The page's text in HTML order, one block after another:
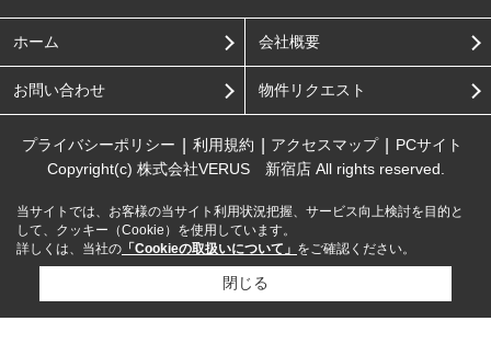
ホーム 会社概要
お問い合わせ 物件リクエスト
プライバシーポリシー 利用規約 アクセスマップ
PCサイト
Copyright(c) 株式会社VERUS 新宿店 All rights reserved.
当サイトでは、お客様の当サイト利用状況把握、サービス向上検討を目的と
して、クッキー（Cookie）を使用しています。
詳しくは、当社の 「Cookieの取扱いについて」 をご確認ください。
閉じる